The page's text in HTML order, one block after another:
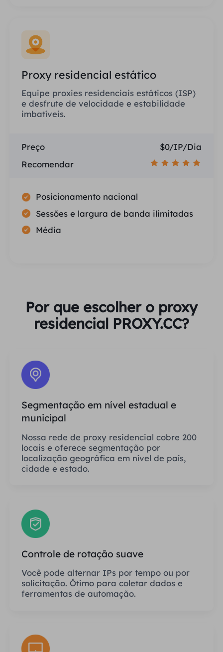
Proxy residencial estático
Equipe proxies residenciais estáticos (ISP)
e desfrute de velocidade e estabilidade
imbatíveis.
Preço
$0/IP/Dia
Recomendar
Posicionamento nacional
Sessões e largura de banda ilimitadas
Média
Por que escolher o proxy
residencial PROXY.CC?
Segmentação em nível estadual e
municipal
Nossa rede de proxy residencial cobre 200
locais e oferece segmentação por
localização geográfica em nível de país,
cidade e estado.
Controle de rotação suave
Você pode alternar IPs por tempo ou por
solicitação. Ótimo para coletar dados e
ferramentas de automação.